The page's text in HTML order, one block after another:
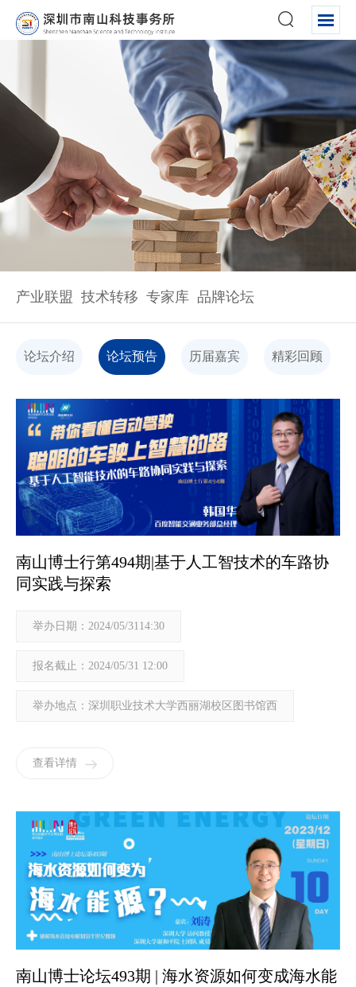
关于我们
产业联盟 技术转移 专家库 品牌论坛
论坛介绍 论坛预告 历届嘉宾 精彩回顾
南山博士行第494期|基于人工智技术的车路协
同实践与探索
举办日期：2024/05/3114:30
报名截止：2024/05/31 12:00
举办地点：深圳职业技术大学西丽湖校区图书馆西
查看详情
南山博士论坛493期 | 海水资源如何变成海水能